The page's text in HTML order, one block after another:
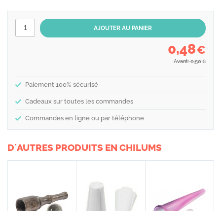
0,48€
Avant: 0,50 €
Paiement 100% sécurisé
Cadeaux sur toutes les commandes
Commandes en ligne ou par téléphone
D´AUTRES PRODUITS EN CHILUMS